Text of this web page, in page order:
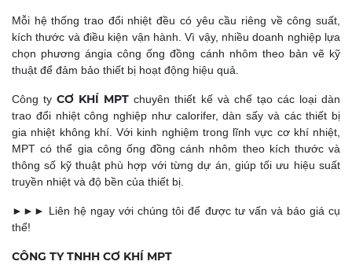
Mỗi hệ thống trao đổi nhiệt đều có yêu cầu riêng về công suất,
kích thước và điều kiện vận hành. Vì vậy, nhiều doanh nghiệp lựa
chọn phương ángia công ống đồng cánh nhôm theo bản vẽ kỹ
thuật để đảm bảo thiết bị hoạt động hiệu quả.
Công tyCƠ KHÍ MPT chuyên thiết kế và chế tạo các loại dàn
trao đổi nhiệt công nghiệp như calorifer, dàn sấy và các thiết bị
gia nhiệt không khí. Với kinh nghiệm trong lĩnh vực cơ khí nhiệt,
MPT có thể gia công ống đồng cánh nhôm theo kích thước và
thông số kỹ thuật phù hợp với từng dự án, giúp tối ưu hiệu suất
truyền nhiệt và độ bền của thiết bị.
►►► Liên hệ ngay với chúng tôi để được tư vấn và báo giá cụ
thể!
CÔNG TY TNHH CƠ KHÍ MPT